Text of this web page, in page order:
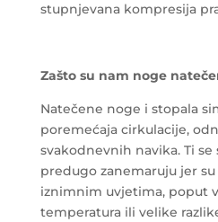
stupnjevana kompresija
Zašto su nam noge
Natečene noge i stopala
poremećaja cirkulacije,
svakodnevnih navika. Ti
predugo zanemaruju jer
iznimnim uvjetima, poput
temperatura ili velike